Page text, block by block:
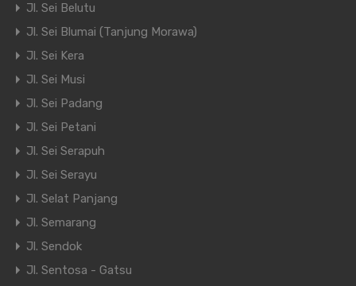
Jl. Sei Belutu
Jl. Sei Blumai (Tanjung Morawa)
Jl. Sei Kera
Jl. Sei Musi
Jl. Sei Padang
Jl. Sei Petani
Jl. Sei Serapuh
Jl. Sei Serayu
Jl. Selat Panjang
Jl. Semarang
Jl. Sendok
Jl. Sentosa - Gatsu